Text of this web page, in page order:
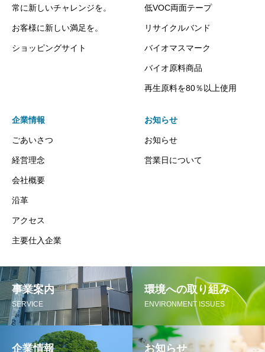
常に新しいチャレンジを。
お客様に新しい満足を。
ショッピングサイト
低VOC両面テープ
リサイクルバンド
バイオマスマーク
バイオ原料商品
再生原料を80％以上使用
企業情報
ごあいさつ
経営理念
会社概要
沿革
アクセス
主要仕入企業
お知らせ
お知らせ
営業日について
事業案内
SERVICE
環境への取り組み
ENVIRONMENT ISSUES
企業情報 お知らせ